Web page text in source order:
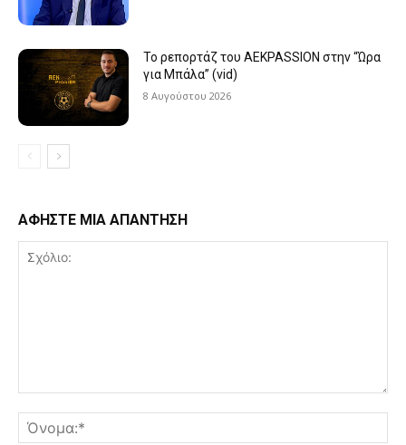
Το ρεπορτάζ του AEKPASSION στην “Ώρα
για Μπάλα” (vid)
8 Αυγούστου 2026
ΑΦΗΣΤΕ ΜΙΑ ΑΠΑΝΤΗΣΗ